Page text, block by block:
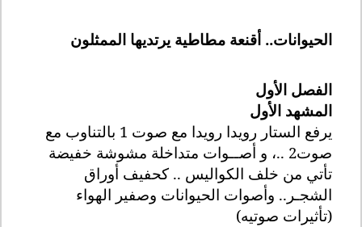
الحيوانات.. أقنعة مطاطية يرتديها الممثلون
الفصل الأول
المشهد الأول
يرفع الستار رويدا رويدا مع صوت 1 بالتناوب مع
صوت2 ..، و أصــوات متداخلة مشوشة خفيضة
تأتي من خلف الكواليس .. كحفيف أوراق
الشجـر.. وأصوات الحيوانات وصفير الهواء
(تأثيرات صوتيه)